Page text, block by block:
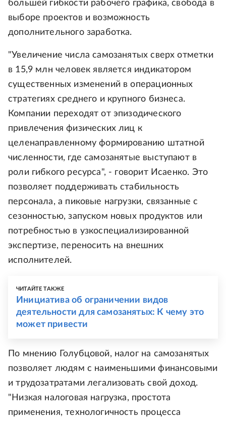
большей гибкости рабочего графика, свобода в
выборе проектов и возможность
дополнительного заработка.
"Увеличение числа самозанятых сверх отметки
в 15,9 млн человек является индикатором
существенных изменений в операционных
стратегиях среднего и крупного бизнеса.
Компании переходят от эпизодического
привлечения физических лиц к
целенаправленному формированию штатной
численности, где самозанятые выступают в
роли гибкого ресурса", - говорит Исаенко. Это
позволяет поддерживать стабильность
персонала, а пиковые нагрузки, связанные с
сезонностью, запуском новых продуктов или
потребностью в узкоспециализированной
экспертизе, переносить на внешних
исполнителей.
ЧИТАЙТЕ ТАКЖЕ
Инициатива об ограничении видов
деятельности для самозанятых: К чему это
может привести
По мнению Голубцовой, налог на самозанятых
позволяет людям с наименьшими финансовыми
и трудозатратами легализовать свой доход.
"Низкая налоговая нагрузка, простота
применения, технологичность процесса